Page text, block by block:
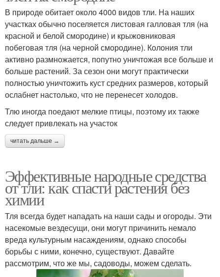
В природе обитает около 4000 видов тли. На наших
участках обычно поселяется листовая галловая тля (на
красной и белой смородине) и крыжовниковая
побеговая тля (на черной смородине). Колония тли
активно размножается, попутно уничтожая все больше и
больше растений. За сезон они могут практически
полностью уничтожить куст средних размеров, который
ослабнет настолько, что не перенесет холодов.
Тлю иногда поедают мелкие птицы, поэтому их также
следует привлекать на участок
читать дальше →
Эффективные народные средства
от тли: как спасти растения без
химии
Тля всегда будет нападать на наши сады и огороды. Эти
насекомые вездесущи, они могут причинить немало
вреда культурным насаждениям, однако способы
борьбы с ними, конечно, существуют. Давайте
рассмотрим, что же мы, садоводы, можем сделать.